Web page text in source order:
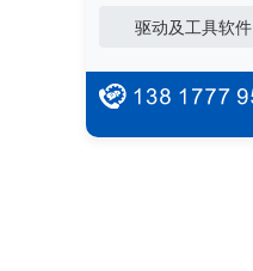
驱动及工具软件